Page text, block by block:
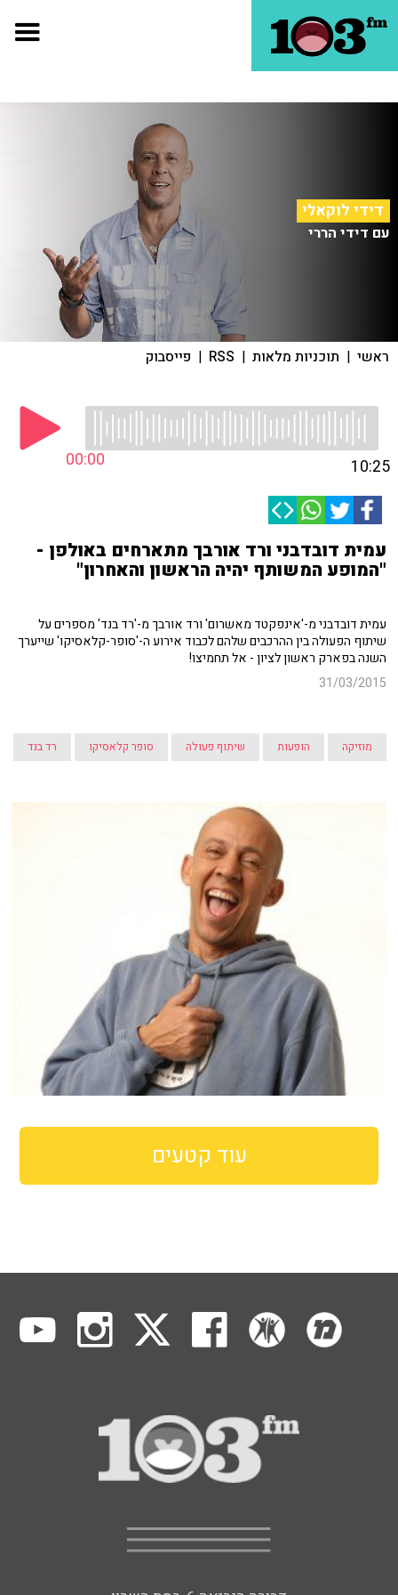
דידי לוקאלי
עם דידי הררי
ראשי | תוכניות מלאות |
RSS
| פייסבוק
00:00 10:25
עמית דובדבני ורד אורבך מתארחים באולפן -
"המופע המשותף יהיה הראשון והאחרון"
עמית דובדבני מ-'אינפקטד מאשרום' ורד אורבך מ-'רד בנד' מספרים על
שיתוף הפעולה בין ההרכבים שלהם לכבוד אירוע ה-'סופר-קלאסיקו' שייערך
השנה בפארק ראשון לציון - אל תחמיצו!
31/03/2015
מוזיקה הופעות שיתוף פעולה סופר קלאסיקו רד בנד
עוד קטעים